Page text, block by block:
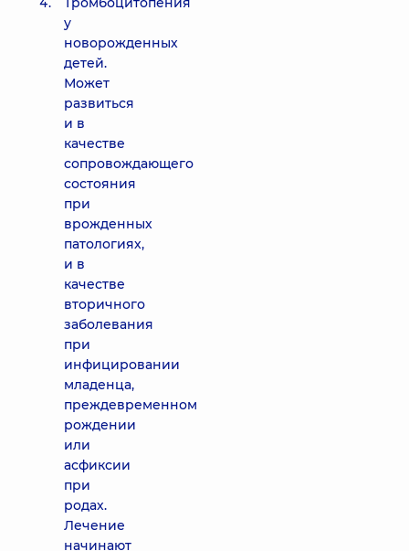
у
новорожденных
детей.
Может
развиться
и в
качестве
сопровождающего
состояния
при
врожденных
патологиях,
и в
качестве
вторичного
заболевания
при
инфицировании
младенца,
преждевременном
рождении
или
асфиксии
при
родах.
Лечение
начинают